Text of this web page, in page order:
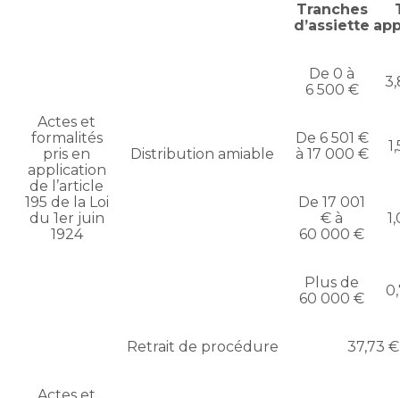
Actes et
formalités
pris en
application
de l’article
195 de la Loi
du 1er juin
1924
Distribution amiable
Tranches
d’assiette
De 0 à
6 500 €
De 6 501 €
à 17 000 €
De 17 001
€ à
60 000 €
Plus de
60 000 €
Retrait de procédure 37,73 €